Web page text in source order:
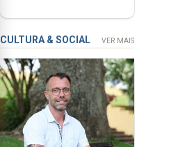
Verão”,
que
garante
a
abertura
dos
museus
e
missão na Roménia
CULTURA & SOCIAL VER MAIS